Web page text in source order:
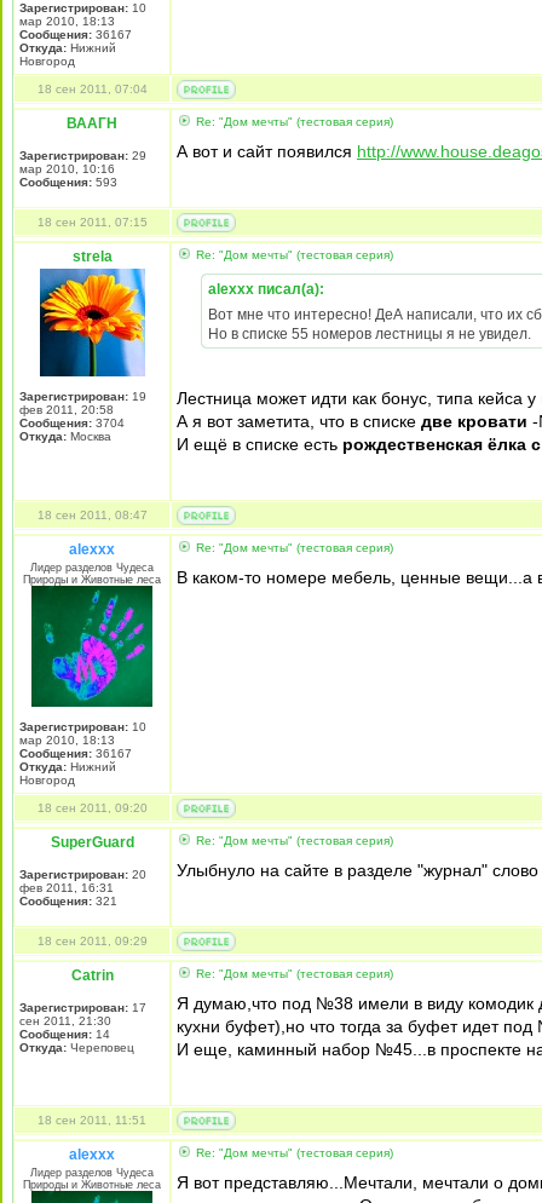
Зарегистрирован: 10
мар 2010, 18:13
Сообщения: 36167
Откуда: Нижний
Новгород
18 сен 2011, 07:04
ВААГН
Зарегистрирован: 29
мар 2010, 10:16
Сообщения: 593
Re: "Дом мечты" (тестовая серия)
А вот и сайт появился http://
18 сен 2011, 07:15
strela
Зарегистрирован: 19
фев 2011, 20:58
Сообщения: 3704
Откуда: Москва
Re: "Дом мечты" (тестовая серия)
alexxx писал(а):
Вот мне что интересно! ДеА написали, что их
Но в списке 55 номеров лестницы я не увидел.
Лестница может идти как бонус, типа кейса
А я вот заметита, что в списке две кровати -
И ещё в списке есть рождественская ёлка
18 сен 2011, 08:47
alexxx
Лидер разделов Чудеса
Природы и Животные леса
Зарегистрирован: 10
мар 2010, 18:13
Сообщения: 36167
Откуда: Нижний
Новгород
Re: "Дом мечты" (тестовая серия)
В каком-то номере мебель, ценные вещи...а
18 сен 2011, 09:20
SuperGuard
Зарегистрирован: 20
фев 2011, 16:31
Сообщения: 321
Re: "Дом мечты" (тестовая серия)
Улыбнуло на сайте в разделе "журнал"
18 сен 2011, 09:29
Catrin
Зарегистрирован: 17
сен 2011, 21:30
Сообщения: 14
Откуда: Череповец
Re: "Дом мечты" (тестовая серия)
Я думаю,что под №38 имели в виду комодик
кухни буфет),но что тогда за буфет идет
И еще, каминный набор №45...в проспекте на
18 сен 2011, 11:51
alexxx
Лидер разделов Чудеса
Природы и Животные леса
Re: "Дом мечты" (тестовая серия)
Я вот представляю...Мечтали, мечтали о